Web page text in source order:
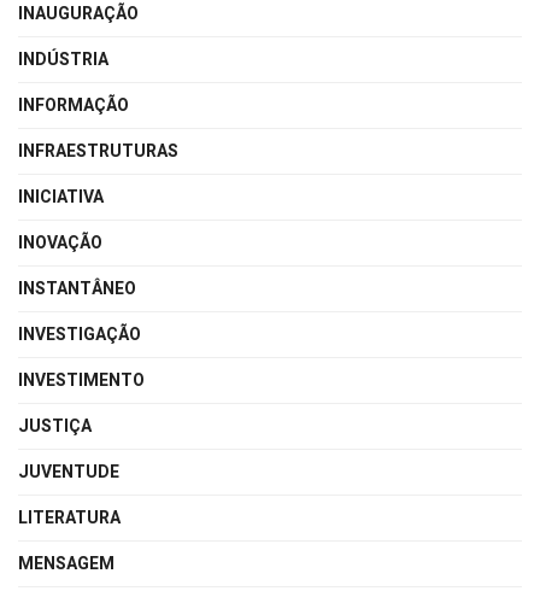
INAUGURAÇÃO
INDÚSTRIA
INFORMAÇÃO
INFRAESTRUTURAS
INICIATIVA
INOVAÇÃO
INSTANTÂNEO
INVESTIGAÇÃO
INVESTIMENTO
JUSTIÇA
JUVENTUDE
LITERATURA
MENSAGEM